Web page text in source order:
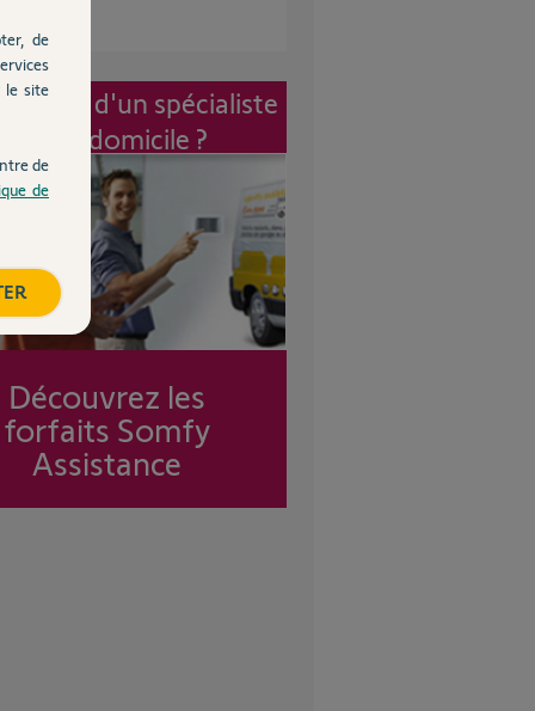
d'un spécialiste
à mon domicile ?
Découvrez les
forfaits Somfy
Assistance
de
le site
de
de